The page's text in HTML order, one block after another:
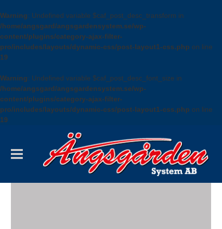
Warning: Undefined variable $caf_post_desc_transform in
/home/angsgard/angsgardensystem.se/wp-
content/plugins/category-ajax-filter-
pro/includes/layouts/dynamic-css/post-layout1-css.php on line
19
Warning: Undefined variable $caf_post_desc_font_size in
/home/angsgard/angsgardensystem.se/wp-
content/plugins/category-ajax-filter-
pro/includes/layouts/dynamic-css/post-layout1-css.php on line
19